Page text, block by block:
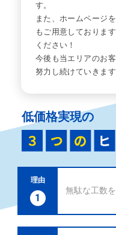
す。
また、ホームページ
もご用意しておりま
ください！
今後も当エリアのお
努力し続けていきます
低価格実現の
理由
1
無駄な工数